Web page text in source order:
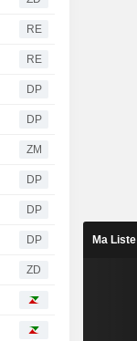
RE
RE
DP
DP
ZM
DP
DP
DP
ZD
Ma Liste